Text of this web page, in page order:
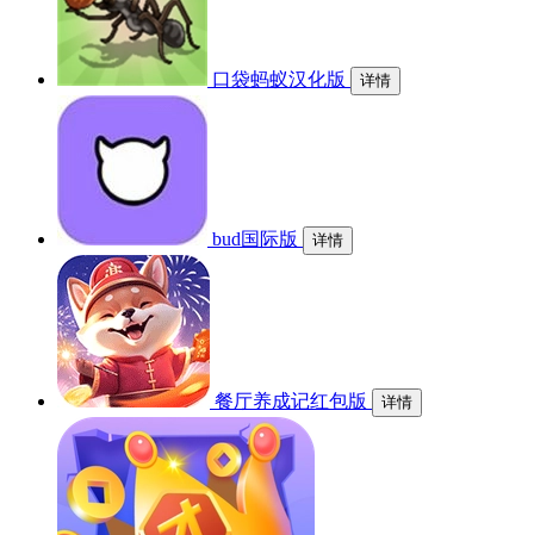
口袋蚂蚁汉化版 详情
bud国际版 详情
餐厅养成记红包版 详情